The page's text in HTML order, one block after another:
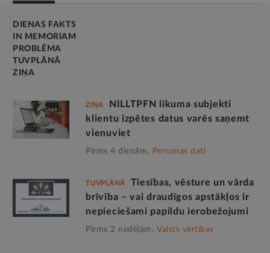
DIENAS FAKTS
IN MEMORIAM
PROBLĒMA
TUVPLĀNĀ
ZIŅA
ZIŅA
NILLTPFN likuma subjekti
klientu izpētes datus varēs saņemt
vienuviet
Pirms 4 dienām, Personas dati
TUVPLĀNĀ
Tiesības, vēsture un vārda
brīvība – vai draudīgos apstākļos ir
nepieciešami papildu ierobežojumi
Pirms 2 nedēļām, Valsts vērtības